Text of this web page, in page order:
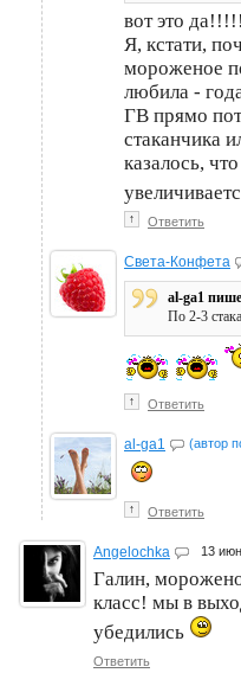
вот это
Я, кстати,
мороженое
любила -
ГВ прямо
стаканчика
казалось,
↑ Ответить
Света-Конфета
al-ga1
По 2-3
↑ Ответить
al-ga1 (автор
↑ Ответить
Angelochka 13
Галин,
класс! мы в
убедились
Ответить